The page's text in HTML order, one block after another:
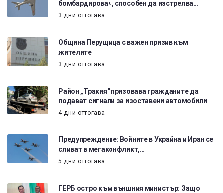
бомбардировач, способен да изстрелва…
3 дни оттогава
Община Перущица с важен призив към
жителите
3 дни оттогава
Район „Тракия“ призовава гражданите да
подават сигнали за изоставени автомобили
4 дни оттогава
Предупреждение: Войните в Украйна и Иран се
сливат в мегаконфликт,…
5 дни оттогава
ГЕРБ остро към външния министър: Защо